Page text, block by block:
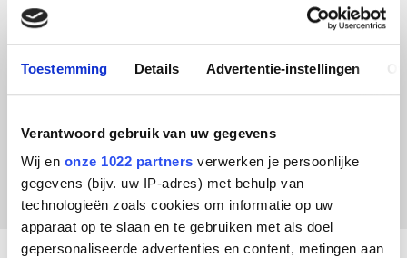
Toestemming Details Advertentie-instellingen
Verantwoord gebruik van uw gegevens
Wij en onze 1022 partners verwerken je persoonlijke
gegevens (bijv. uw IP-adres) met behulp van
technologieën zoals cookies om informatie op uw
apparaat op te slaan en te gebruiken met als doel
gepersonaliseerde advertenties en content, metingen aan
Technische omschrijving
GWA 58 TEGENPLAATJE
Download productsheet